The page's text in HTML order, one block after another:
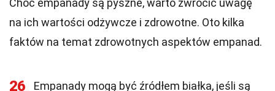
Choć empanady są pyszne, warto zwrócić uwagę
na ich wartości odżywcze i zdrowotne. Oto kilka
faktów na temat zdrowotnych aspektów empanad.
26 Empanady mogą być źródłem białka, jeśli są